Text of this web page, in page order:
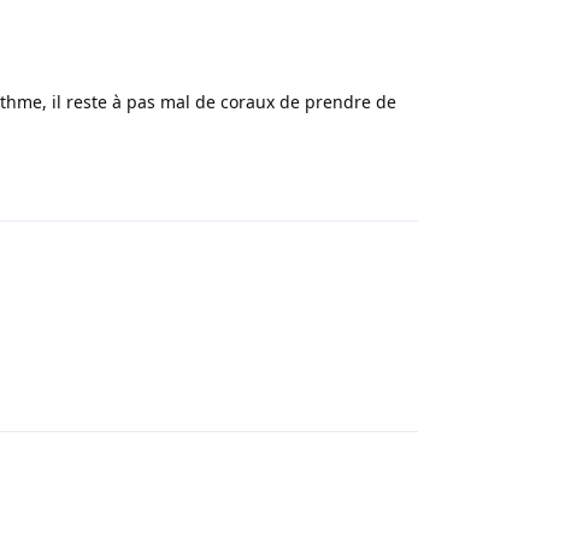
il reste à pas mal de coraux de prendre de